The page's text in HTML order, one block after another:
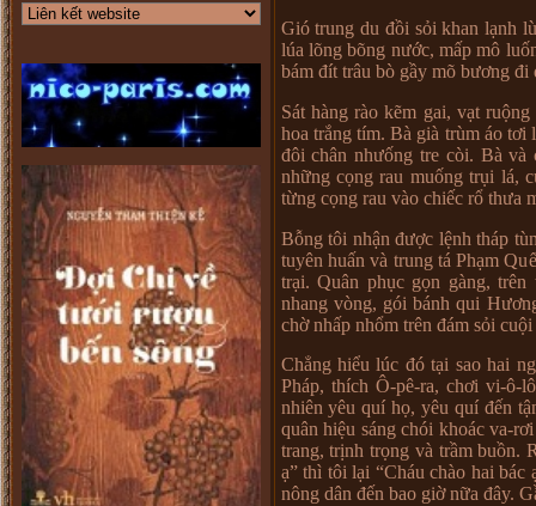
Gió trung du đồi sỏi khan lạnh
lúa lõng bõng nước, mấp mô luố
bám đít trâu bò gầy mõ bương đi
Sát hàng rào kẽm gai, vạt ruộng
hoa trắng tím. Bà già trùm áo tơi
đôi chân nhưống tre còi. Bà và
những cọng rau muống trụi lá, c
từng cọng rau vào chiếc rổthưa
Bỗng tôi nhận được lệnh tháp
tuyên huấn và trung tá Phạm Quế
trại. Quân phục gọn gàng, trên
nhang vòng, gói bánh qui Hươ
chờnhấp nhổm trên đám sỏi cuội
Chẳng hiểu lúc đó tại sao hai ng
Pháp, thích Ô-pê-ra, chơi vi-ô-
nhiên yêu quí họ, yêu quí đến tậ
quân hiệu sáng chói khoác va-rơ
trang, trịnh trọng và trầm buồn.
ạ” thì tôi lại “Cháu chào hai bác
nông dân đến bao giờnữa đây. G